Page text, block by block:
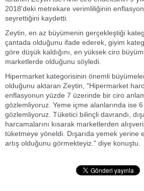
2018'deki metrekare verimliliğinin
seyrettiğini kaydetti.
Zeytin, en az büyümenin gerçekleştiği
çantada olduğunu ifade ederek, giyim
göre düşük kaldığını, en yüksek ciro
marketlerde olduğunu söyledi.
Hipermarket kategorisinin önemli
olduğunu aktaran Zeytin, "Hipermarket
enflasyonun yüzde 7 üzerinde bir ciro
gözlemliyoruz. Yeme içme alanlarında ise
gözlemliyoruz. Tüketici bilinçli davrandı,
harcamalarını kısarak marketlerden
tüketmeye yöneldi. Dışarıda yemek yerine
artış olduğunu görmekteyiz." diye konuştu.